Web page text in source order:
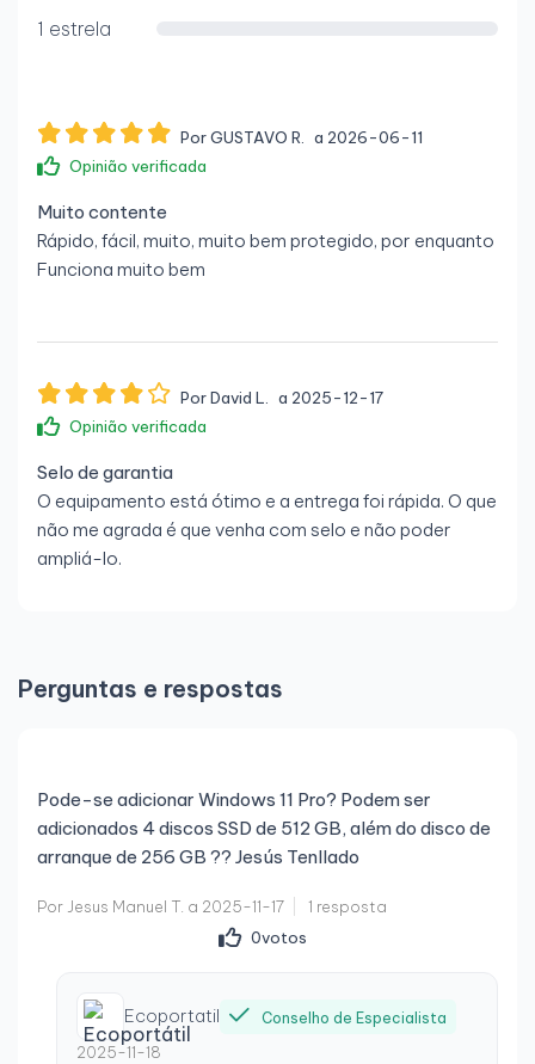
Saída de linha:Sim
Peso e dimensões
Altura: 440 mm
1 estrela
Por GUSTAVO R.
a 2026-06-11
Opinião verificada
Muito contente
Rápido, fácil, muito, muito bem protegido, por enquanto
Funciona muito bem
Por David L.
a 2025-12-17
Opinião verificada
Selo de garantia
O equipamento está ótimo e a entrega foi rápida. O que
não me agrada é que venha com selo e não poder
ampliá-lo.
Perguntas e respostas
Pode-se adicionar Windows 11 Pro? Podem ser
adicionados 4 discos SSD de 512 GB, além do disco de
arranque de 256 GB ?? Jesús Tenllado
Por Jesus Manuel T. a 2025-11-17
1 resposta
0votos
Ecoportatil Conselho de Especialista
2025-11-18